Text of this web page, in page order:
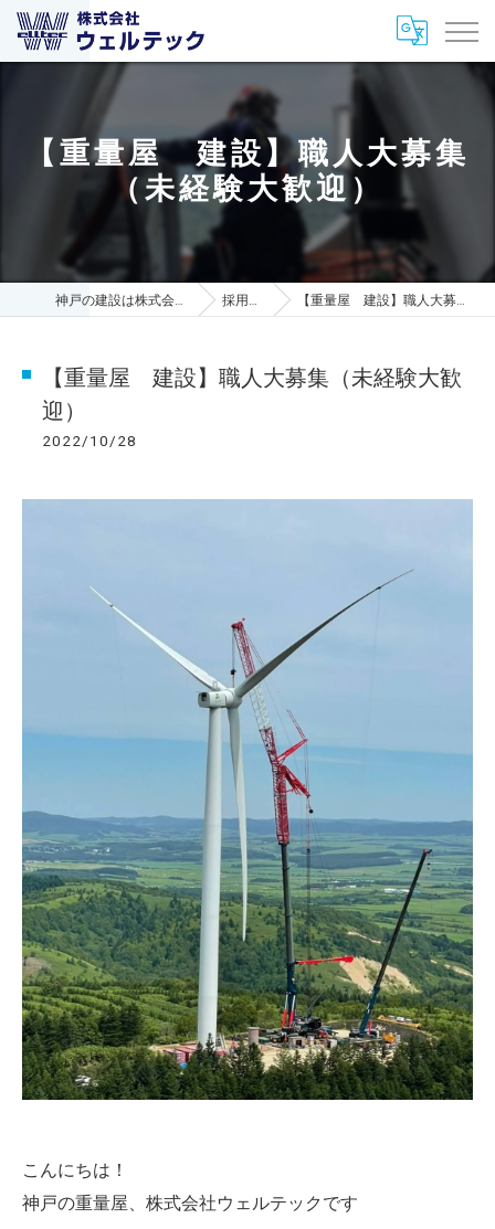
【重量屋 建設】職人大募集
（未経験大歓迎）
神戸の建設は株式会社ウェルテック 採用ブログ 【重量屋 建設】職人大募集（未経験大歓迎）
【重量屋 建設】職人大募集（未経験大歓
迎）
2022/10/28
こんにちは！
神戸の重量屋、株式会社ウェルテックです